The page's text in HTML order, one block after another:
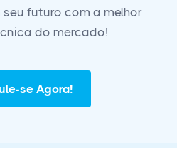
seu futuro com a melhor
do mercado!
se Agora!